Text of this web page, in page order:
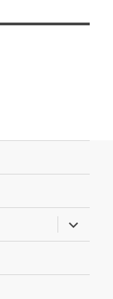
anzeigen